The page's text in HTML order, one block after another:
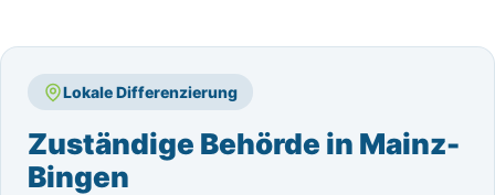
Lokale Differenzierung
Zuständige Behörde in Mainz-
Bingen